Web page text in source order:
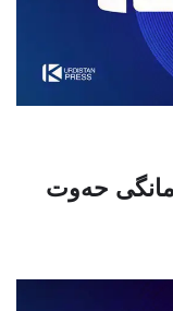
مانگی حەوت